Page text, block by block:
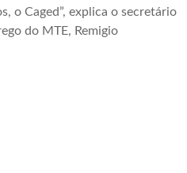
o Caged”, explica o secretário
do MTE, Remigio